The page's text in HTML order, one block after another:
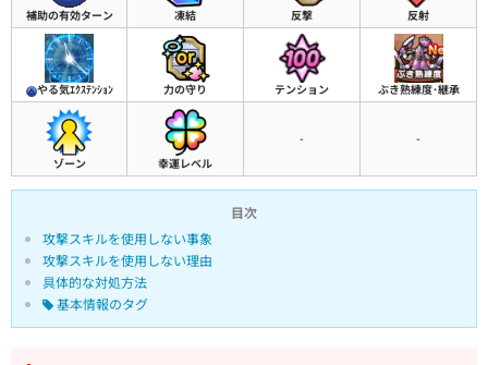
補助の有効ターン 凍結 反撃 反射
やる気ｴｸｽﾃﾝｼｮﾝ 力の守り テンション ぶき熟練度･継承
ゾーン 幸運レベル
- -
目次
攻撃スキルを使用しない事象
攻撃スキルを使用しない理由
具体的な対処方法
基本情報のタグ